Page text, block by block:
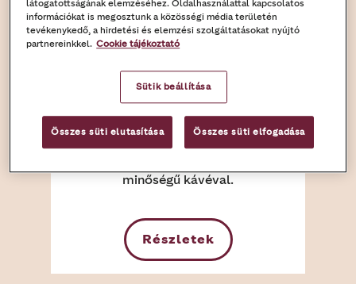
Hotelek
minőségű kávéval.
Részletek
látogatottságának elemzéséhez. Oldalhasználattal kapcsolatos
információkat is megosztunk a közösségi média területén
tevékenykedő, a hirdetési és elemzési szolgáltatásokat nyújtó
partnereinkkel. Cookie tájékoztató
Sütik beállítása
Összes süti elutasítása Összes süti elfogadása